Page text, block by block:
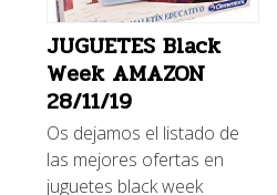
JUGUETES Black
Week AMAZON
28/11/19
Os dejamos el listado de
las mejores ofertas en
juguetes black week